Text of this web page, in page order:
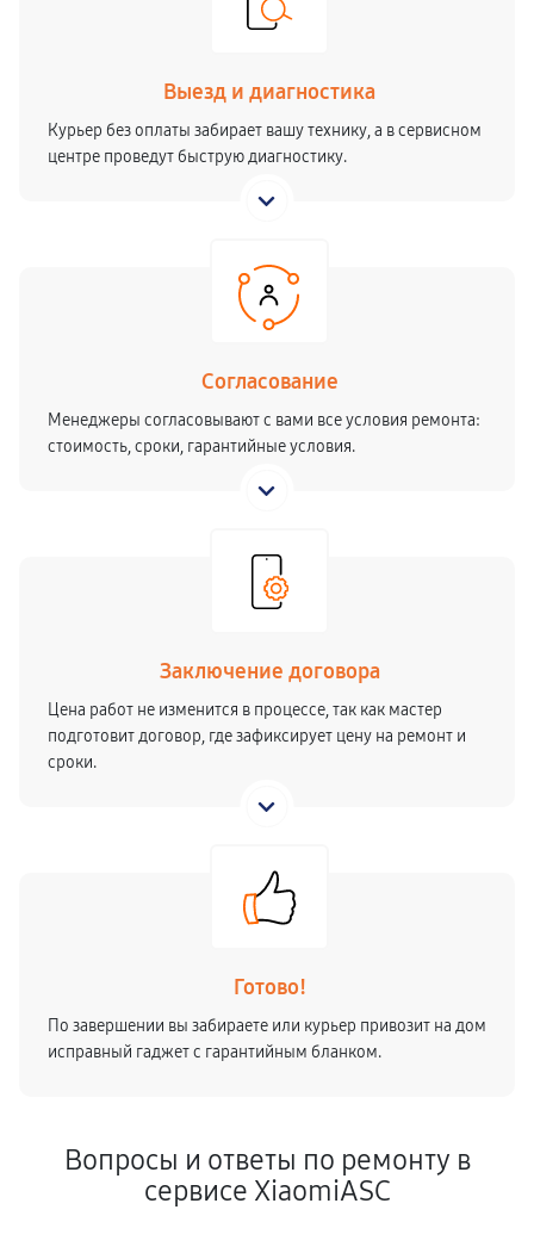
Выезд и диагностика
Курьер без оплаты забирает вашу технику, а в сервисном
центре проведут быструю диагностику.
Согласование
Менеджеры согласовывают с вами все условия ремонта:
стоимость, сроки, гарантийные условия.
Заключение договора
Цена работ не изменится в процессе, так как мастер
подготовит договор, где зафиксирует цену на ремонт и
сроки.
Готово!
По завершении вы забираете или курьер привозит на дом
исправный гаджет с гарантийным бланком.
Вопросы и ответы по ремонту в
сервисе XiaomiASC